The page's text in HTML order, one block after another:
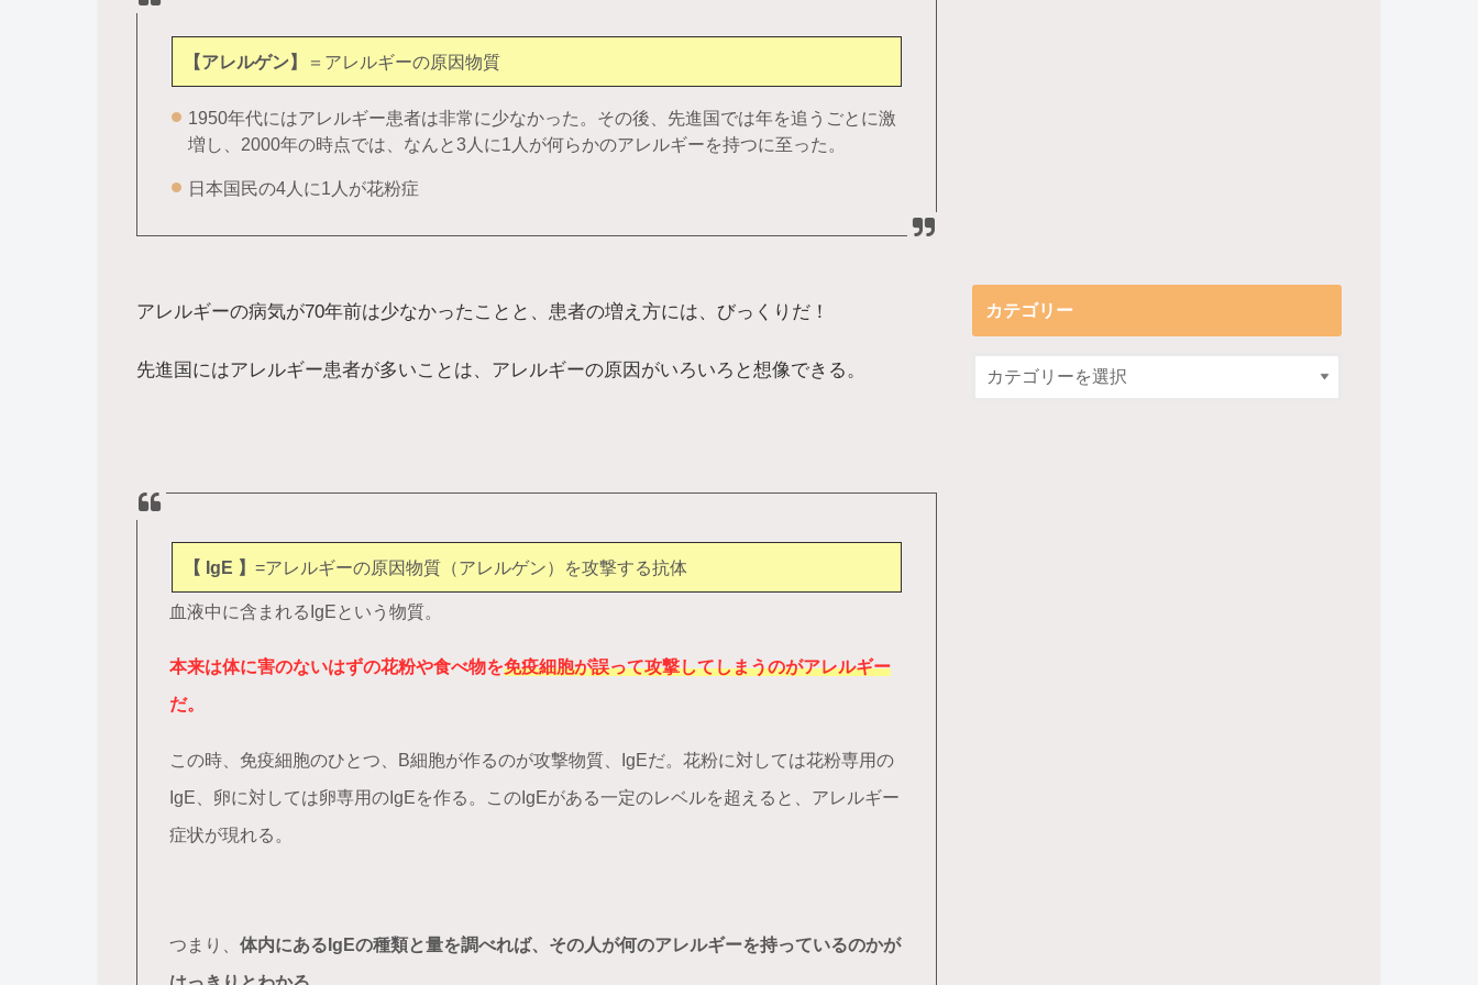
【アレルゲン】 ＝アレルギーの原因物質
1950年代にはアレルギー患者は非常に少なかった。その後、先進国では年を追うごとに激
増し、2000年の時点では、なんと3人に1人が何らかのアレルギーを持つに至った。
日本国民の4人に1人が花粉症
アレルギーの病気が70年前は少なかったことと、患者の増え方には、びっくりだ！
先進国にはアレルギー患者が多いことは、アレルギーの原因がいろいろと想像できる。
【 IgE 】=アレルギーの原因物質（アレルゲン）を攻撃する抗体
血液中に含まれるIgEという物質。
本来は体に害のないはずの花粉や食べ物を免疫細胞が誤って攻撃してしまうのがアレルギー
だ。
この時、免疫細胞のひとつ、B細胞が作るのが攻撃物質、IgEだ。花粉に対しては花粉専用の
IgE、卵に対しては卵専用のIgEを作る。このIgEがある一定のレベルを超えると、アレルギー
症状が現れる。
つまり、体内にあるIgEの種類と量を調べれば、その人が何のアレルギーを持っているのかが
カテゴリー